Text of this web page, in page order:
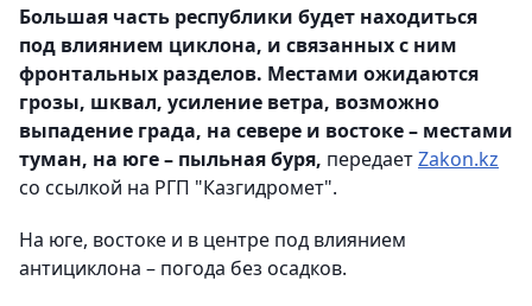
Большая часть республики будет находиться
под влиянием циклона, и связанных с ним
фронтальных разделов. Местами ожидаются
грозы, шквал, усиление ветра, возможно
выпадение града, на севере и востоке – местами
туман, на юге – пыльная буря, передаетZakon.kz
со ссылкой на РГП "Казгидромет".
На юге, востоке и в центре под влиянием
антициклона – погода без осадков.